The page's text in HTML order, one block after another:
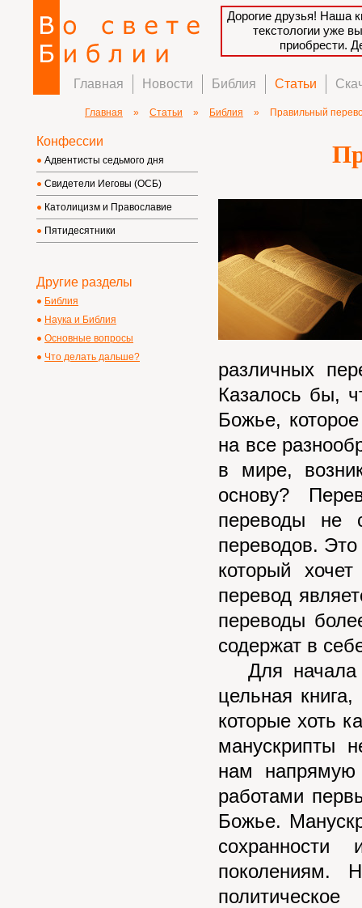
Дорогие друзья! Наша
текстологии уже
приобрести.
Главная Новости Библия Статьи
Главная » Статьи » Библия » Правильный
различных
Казалось бы,
Божье,
на все
в мире,
основу?
переводы не
переводов.
который
перевод
переводы
содержат в
Для начала
цельная
которые хоть
манускрипты
нам напрямую
работами
Божье.
поколениям.
Конфессии
Адвентисты седьмого дня
Свидетели Иеговы (ОСБ)
Католицизм и Православие
Пятидесятники
Другие разделы
Библия
Наука и Библия
Основные вопросы
Что делать дальше?